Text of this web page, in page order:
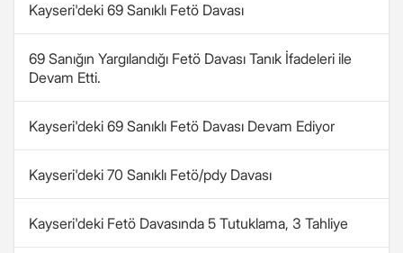
Kayseri'deki 69 Sanıklı Fetö Davası
69 Sanığın Yargılandığı Fetö Davası Tanık İfadeleri ile
Devam Etti.
Kayseri'deki 69 Sanıklı Fetö Davası Devam Ediyor
Kayseri'deki 70 Sanıklı Fetö/pdy Davası
Kayseri'deki Fetö Davasında 5 Tutuklama, 3 Tahliye